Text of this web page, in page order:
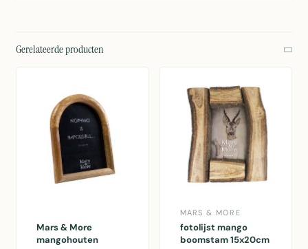
Gerelateerde producten
Mars & More
mangohouten
MARS & MORE
fotolijst mango
boomstam 15x20cm